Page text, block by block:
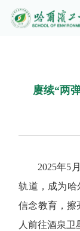
赓续“两
2025年5
轨道，成为哈
信念教育，擦
人前往酒泉卫